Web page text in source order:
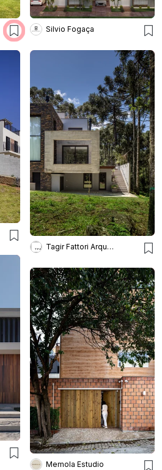
Silvio Fogaça
Tagir Fattori Arquitetura
Memola Estudio